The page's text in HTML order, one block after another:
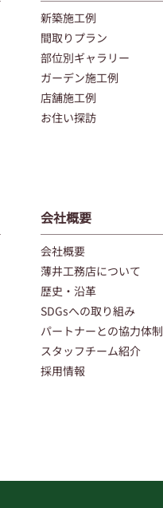
新築施工例
間取りプラン
部位別ギャラリー
ガーデン施工例
店舗施工例
お住い探訪
会社概要
会社概要
薄井工務店について
歴史・沿革
SDGsへの取り組み
パートナーとの協力体制
スタッフチーム紹介
採用情報